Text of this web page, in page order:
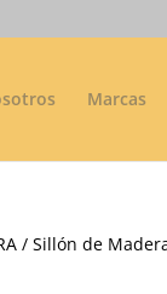
Marcas
/ Sillón de